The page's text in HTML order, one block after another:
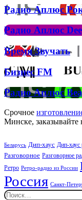
трек
Джона
та
Брітні
Спірс
Радио
Аплюс
Рок
Радио Аплюс
Радио
Аплюс
Deep
Радио Аплюс
Время
Звучать
Время Звучать
Бизнес
Бизнес FM
Радио
Аплюс
Beat
Радио Аплюс
Срочное
Минске, заказывайте
Беларусь Дип-хаус Дип-хаус
Разговорное Разговорное
Ретро Ретро-радио из России
Россия Санкт-
Найти: